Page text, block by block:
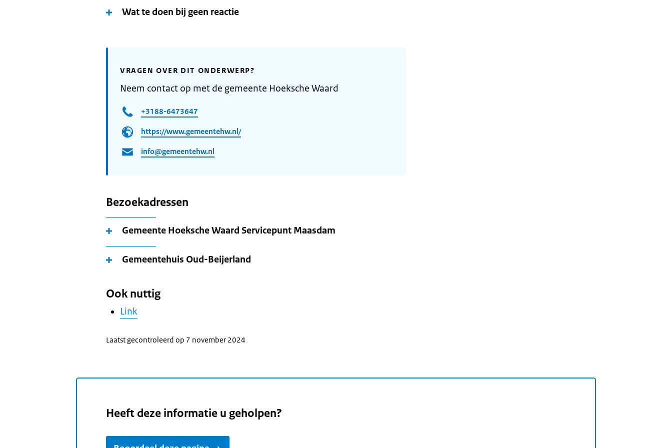
Wat te doen bij geen reactie
VRAGEN OVER DIT ONDERWERP?
Neem contact op met de gemeente Hoeksche Waard
+3188-6473647
https://www.gemeentehw.nl/
info@gemeentehw.nl
Bezoekadressen
Gemeente Hoeksche Waard Servicepunt Maasdam
Gemeentehuis Oud-Beijerland
Ook nuttig
Link
Laatst gecontroleerd op 7 november 2024
Heeft deze informatie u geholpen?